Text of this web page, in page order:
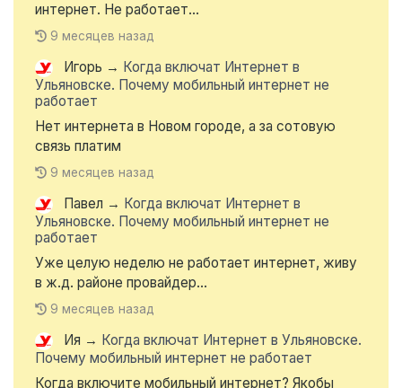
интернет. Не работает...
9 месяцев назад
Игорь → Когда включат Интернет в
Ульяновске. Почему мобильный интернет не
работает
Нет интернета в Новом городе, а за сотовую
связь платим
9 месяцев назад
Павел → Когда включат Интернет в
Ульяновске. Почему мобильный интернет не
работает
Уже целую неделю не работает интернет, живу
в ж.д. районе провайдер...
9 месяцев назад
Ия → Когда включат Интернет в Ульяновске.
Почему мобильный интернет не работает
Когда включите мобильный интернет? Якобы